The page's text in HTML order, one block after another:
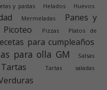
y pastas Helados Huevos
Mermeladas
Panes y
Picoteo Pizzas
Platos de
para cumpleaños
para olla GM
Salsas
Tartas Tartas saladas